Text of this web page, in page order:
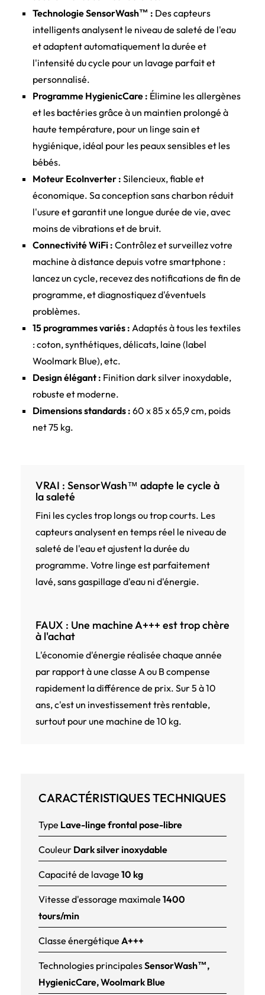
Technologie SensorWash™ : Des capteurs
intelligents analysent le niveau de saleté de l'eau
et adaptent automatiquement la durée et
l'intensité du cycle pour un lavage parfait et
personnalisé.
Programme HygienicCare : Élimine les allergènes
et les bactéries grâce à un maintien prolongé à
haute température, pour un linge sain et
hygiénique, idéal pour les peaux sensibles et les
bébés.
Moteur EcoInverter : Silencieux, fiable et
économique. Sa conception sans charbon réduit
l'usure et garantit une longue durée de vie, avec
moins de vibrations et de bruit.
Connectivité WiFi : Contrôlez et surveillez votre
machine à distance depuis votre smartphone :
lancez un cycle, recevez des notifications de fin de
programme, et diagnostiquez d'éventuels
problèmes.
15 programmes variés : Adaptés à tous les textiles
: coton, synthétiques, délicats, laine (label
Woolmark Blue), etc.
Design élégant : Finition dark silver inoxydable,
robuste et moderne.
Dimensions standards : 60 x 85 x 65,9 cm, poids
net 75 kg.
VRAI : SensorWash™ adapte le cycle à
la saleté
Fini les cycles trop longs ou trop courts. Les
capteurs analysent en temps réel le niveau de
saleté de l'eau et ajustent la durée du
programme. Votre linge est parfaitement
lavé, sans gaspillage d'eau ni d'énergie.
FAUX : Une machine A+++ est trop chère
à l'achat
L'économie d'énergie réalisée chaque année
par rapport à une classe A ou B compense
rapidement la différence de prix. Sur 5 à 10
ans, c'est un investissement très rentable,
surtout pour une machine de 10 kg.
CARACTÉRISTIQUES TECHNIQUES
Type Lave-linge frontal pose-libre
Couleur Dark silver inoxydable
Capacité de lavage 10 kg
Vitesse d'essorage maximale 1400
tours/min
Classe énergétique A+++
Technologies principalesSensorWash™,
HygienicCare, Woolmark Blue